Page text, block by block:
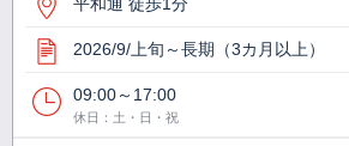
平和通 徒歩1分
2026/9/上旬～長期（3カ月以上）
09:00～17:00
休日：土・日・祝